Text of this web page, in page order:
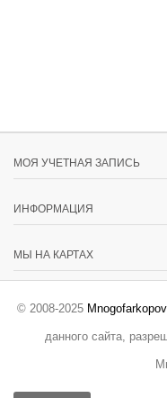
МОЯ УЧЕТНАЯ ЗАПИСЬ
ИНФОРМАЦИЯ
МЫ НА КАРТАХ
© 2008-2025
данного сайта,